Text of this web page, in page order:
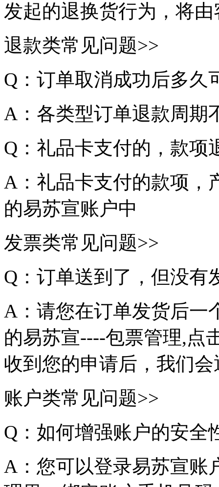
发起的退换货行为，将
退款类常见问题>>
Q：订单取消成功后多久
A：各类型订单退款周期
Q：礼品卡支付的，款项
A：礼品卡支付的款项，
的易苏宣账户中
发票类常见问题>>
Q：订单送到了，但没有
A：请您在订单发货后一
的易苏宣----包票管理,点
收到您的申请后，我们
账户类常见问题>>
Q：如何增强账户的安全
A：您可以登录易苏宣账